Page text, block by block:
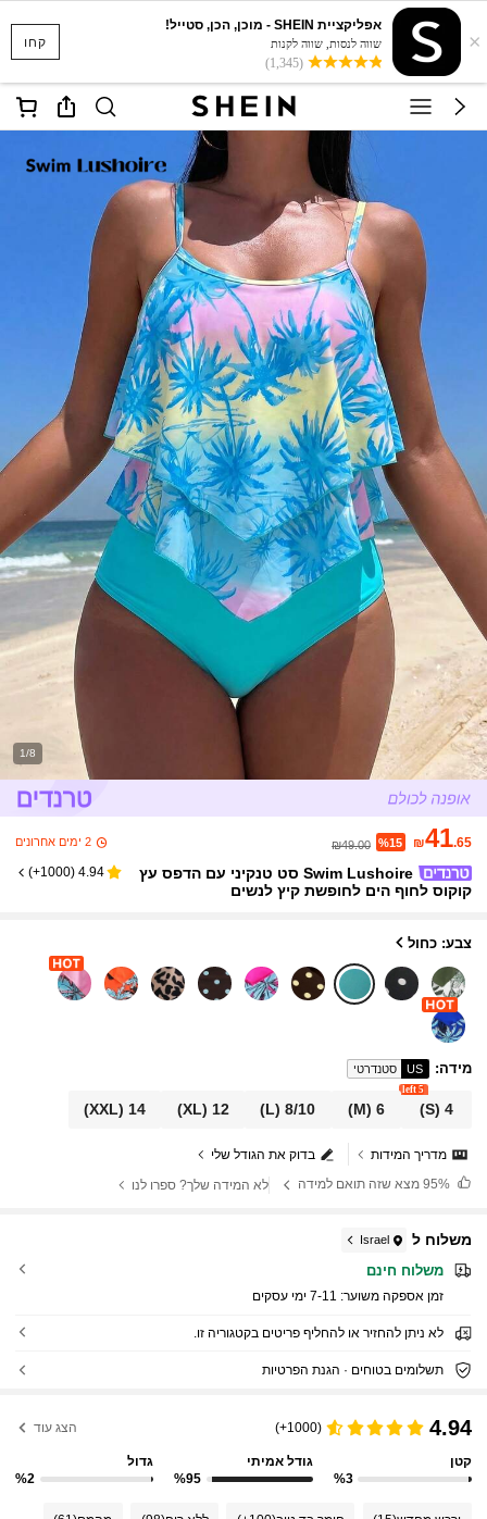
קחו ×
אפליקציית SHEIN - מוכן, הכן, סטייל!
שווה לנסות, שווה לקנות
(1,345)
1/8
₪41.65
%15
₪49.00 2 ימים אחרונים
Swim Lushoire סט טנקיני עם הדפס עץ
קוקוס לחוף הים לחופשת קיץ לנשים
4.94
(
1000+
)
צבע: כחול
מידה:
US סטנדרטי
4
(S)
5 left
6
(M)
8/10
(L)
12
(XL)
14
(XXL)
בדוק את הגודל שלי
מדריך המידות
מצא שזה תואם למידה לא המידה שלך? ספרו לנו
משלוח ל Israel
משלוח חינם
זמן אספקה ​​משוער: 7-11 ימי עסקים
לא ניתן להחזיר או להחליף פריטים בקטגוריה זו.
תשלומים בטוחים · הגנת הפרטיות
4.94
(1000+) הצג עוד
קטן
%3
גודל אמיתי
%95
גדול
%2